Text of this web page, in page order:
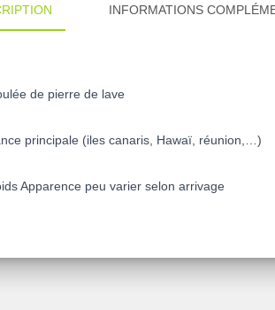
INFORMATIONS
de pierre de lave
principale (iles canaris, Hawaï, réunion,…)
Apparence peu varier selon arrivage